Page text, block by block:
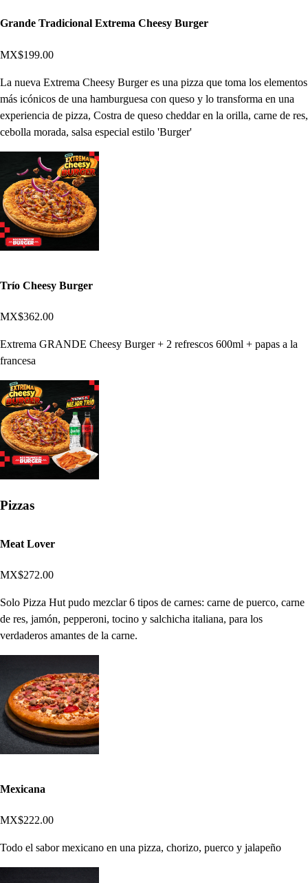
Grande Tradicional Extrema Cheesy Burger
MX$199.00
La nueva Extrema Cheesy Burger es una pizza que toma los elementos
más icónicos de una hamburguesa con queso y lo transforma en una
experiencia de pizza, Costra de queso cheddar en la orilla, carne de res,
cebolla morada, salsa especial estilo 'Burger'
Trío Cheesy Burger
MX$362.00
Extrema GRANDE Cheesy Burger + 2 refrescos 600ml + papas a la
francesa
Pizzas
Meat Lover
MX$272.00
Solo Pizza Hut pudo mezclar 6 tipos de carnes: carne de puerco, carne
de res, jamón, pepperoni, tocino y salchicha italiana, para los
verdaderos amantes de la carne.
Mexicana
MX$222.00
Todo el sabor mexicano en una pizza, chorizo, puerco y jalapeño